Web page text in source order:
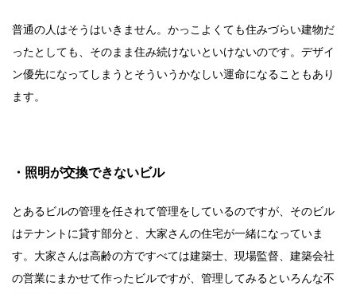
普通の人はそうはいきません。かっこよくても住みづらい建物だ
ったとしても、そのまま住み続けないといけないのです。デザイ
ン優先になってしまうとそういうかなしい運命になることもあり
ます。
・照明が交換できないビル
とあるビルの管理を任されて管理をしているのですが、そのビル
はテナントに貸す部分と、大家さんの住宅が一緒になっていま
す。大家さんは高齢の方ですべては建築士、現場監督、建築会社
の営業にまかせて作ったビルですが、管理してみるといろんな不